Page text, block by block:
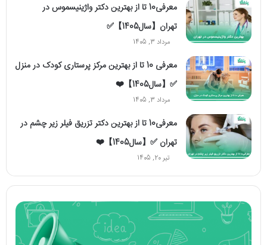
معرفی10 تا از بهترین دکتر واژینیسموس در
تهران【سال1405】✅
مرداد 3, 1405
معرفی 10 تا از بهترین مرکز پرستاری کودک در منزل
✅【سال1405】❤️
مرداد 3, 1405
معرفی10 تا از بهترین دکتر تزریق فیلر زیر چشم در
تهران ✅【سال1405】❤️
تیر 20, 1405